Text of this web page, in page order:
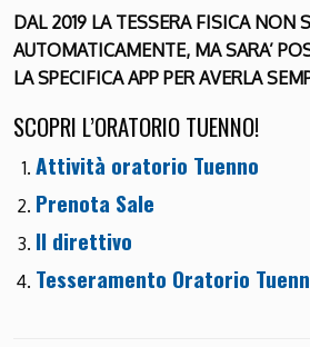
DAL 2019 LA TESSERA FISICA NON
AUTOMATICAMENTE, MA SARA’
LA SPECIFICA APP PER AVERLA
SCOPRI L’ORATORIO TUENNO!
Attività oratorio Tuenno
Prenota Sale
Il direttivo
Tesseramento Oratorio